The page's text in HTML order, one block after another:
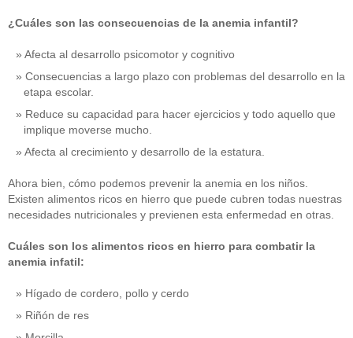
¿Cuáles son las consecuencias de la anemia infantil?
Afecta al desarrollo psicomotor y cognitivo
Consecuencias a largo plazo con problemas del desarrollo en la
etapa escolar.
Reduce su capacidad para hacer ejercicios y todo aquello que
implique moverse mucho.
Afecta al crecimiento y desarrollo de la estatura.
Ahora bien, cómo podemos prevenir la anemia en los niños.
Existen alimentos ricos en hierro que puede cubren todas nuestras
necesidades nutricionales y previenen esta enfermedad en otras.
Cuáles son los alimentos ricos en hierro para combatir la
anemia infatil:
Hígado de cordero, pollo y cerdo
Riñón de res